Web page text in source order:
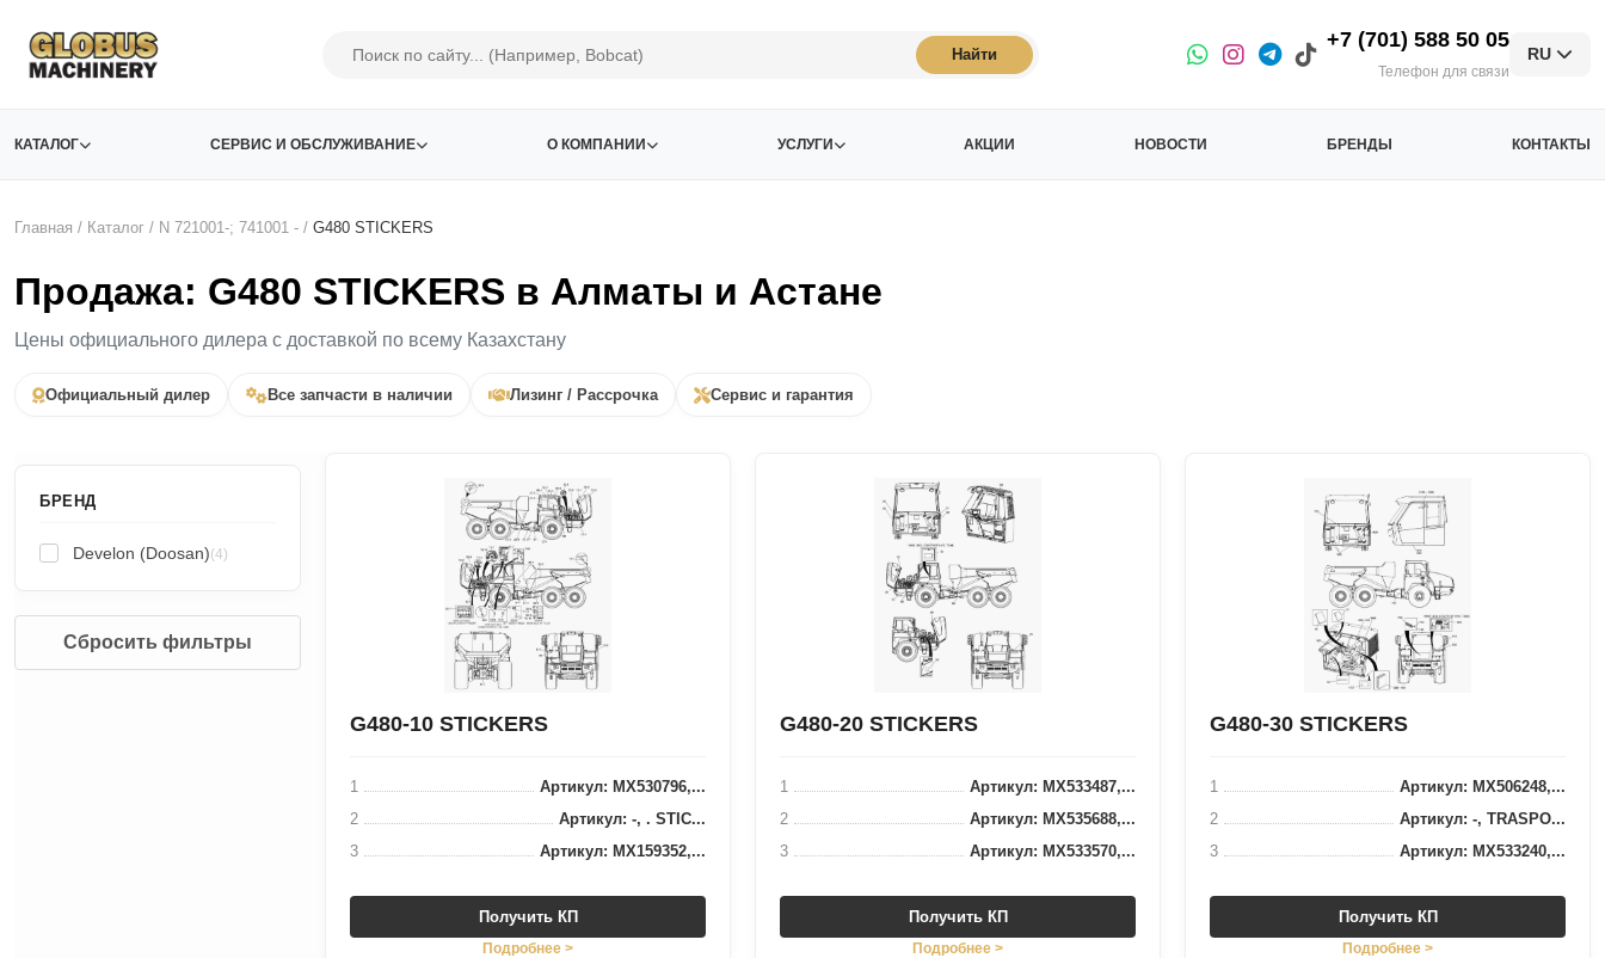
Найти
+7 (701) 588 50 05
Телефон для связи
RU
КАТАЛОГ СЕРВИС И ОБСЛУЖИВАНИЕ О КОМПАНИИ УСЛУГИ АКЦИИ НОВОСТИ БРЕНДЫ КОНТАКТЫ
Главная / Каталог / N 721001-; 741001 - / G480 STICKERS
Продажа: G480 STICKERS в Алматы и Астане
Цены официального дилера с доставкой по всему Казахстану
Официальный дилер Все запчасти в наличии Лизинг / Рассрочка Сервис и гарантия
БРЕНД
Develon (Doosan)(4)
Сбросить фильтры
G480-10 STICKERS
1
Артикул: MX530796,...
2
Артикул: -, . STIC...
3
Артикул: MX159352,...
Получить КП
Подробнее >
G480-20 STICKERS
1
Артикул: MX533487,...
2
Артикул: MX535688,...
3
Артикул: MX533570,...
Получить КП
Подробнее >
G480-30 STICKERS
1
Артикул: MX506248,...
2
Артикул: -, TRASPO...
3
Артикул: MX533240,...
Получить КП
Подробнее >